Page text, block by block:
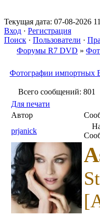
Текущая дата: 07-08-2026
Вход · Регистрация
Поиск · Пользователи ·
Форумы R7 DVD »
Фотографии импортных
Всего сообщений: 801
Для печати
Автор
prjanick